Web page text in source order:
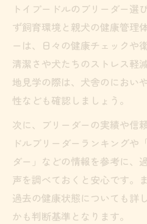
トイプードルのブリーダー選
ず飼育環境と親犬の健康管理
ーは、日々の健康チェックや
清潔さや犬たちのストレス軽
地見学の際は、犬舎のにおい
性なども確認しましょう。
次に、ブリーダーの実績や信
ドルブリーダーランキングや
ダー」などの情報を参考に、
声を調べておくと安心です。
過去の健康状態についても詳
かも判断基準となります。